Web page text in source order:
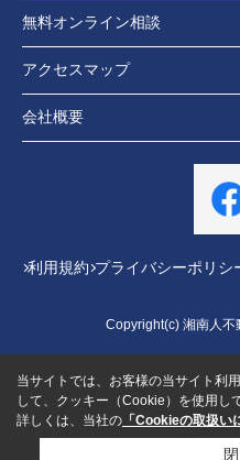
無料オンライン相談
アクセスマップ
会社概要
利用規約 プライバシーポリシ
Copyright(c) 湘南人不
当サイトでは、お客様の当サイト利
して、クッキー（Cookie）を使用し
詳しくは、当社の 「Cookieの取扱い